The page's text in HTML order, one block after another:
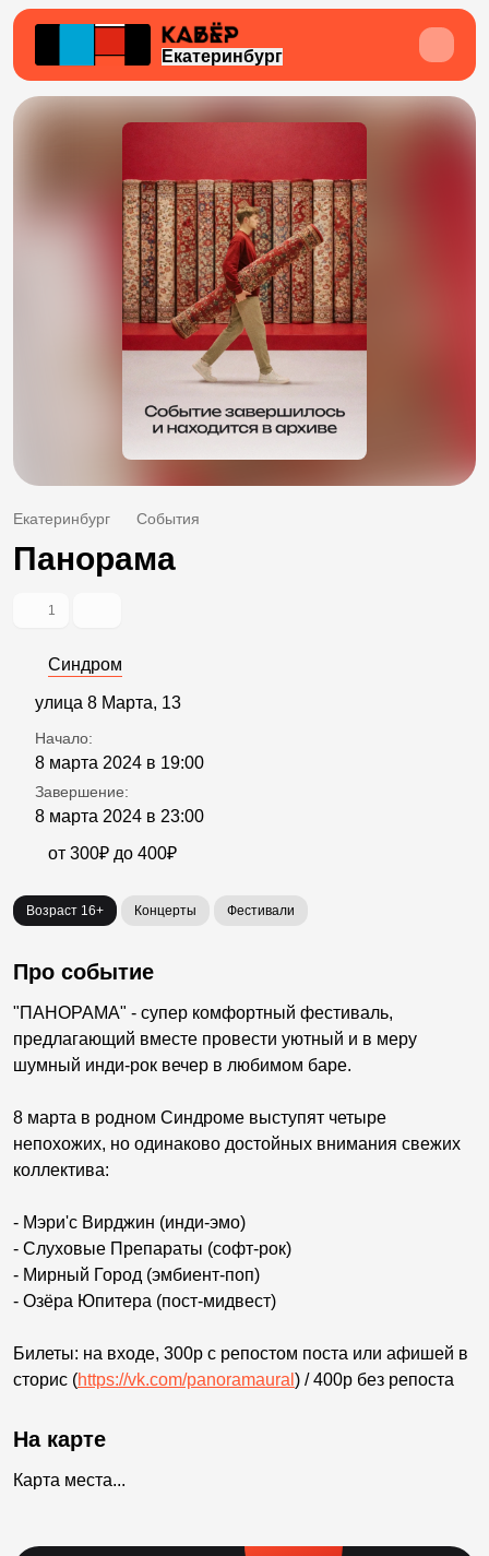
Екатеринбург
Екатеринбург События
Панорама
1
Синдром
улица 8 Марта, 13
Начало:
8 марта 2024 в 19:00
Завершение:
8 марта 2024 в 23:00
от 300₽ до 400₽
Возраст 16+ Концерты Фестивали
Про событие
"ПАНОРАМА" - супер комфортный фестиваль,
предлагающий вместе провести уютный и в меру
шумный инди-рок вечер в любимом баре.
8 марта в родном Синдроме выступят четыре
непохожих, но одинаково достойных внимания свежих
коллектива:
- Мэри'с Вирджин (инди-эмо)
- Слуховые Препараты (софт-рок)
- Мирный Город (эмбиент-поп)
- Озёра Юпитера (пост-мидвест)
Билеты: на входе, 300р с репостом поста или афишей в
сторис (https://vk.com/panoramaural ) / 400р без репоста
На карте
Карта места...